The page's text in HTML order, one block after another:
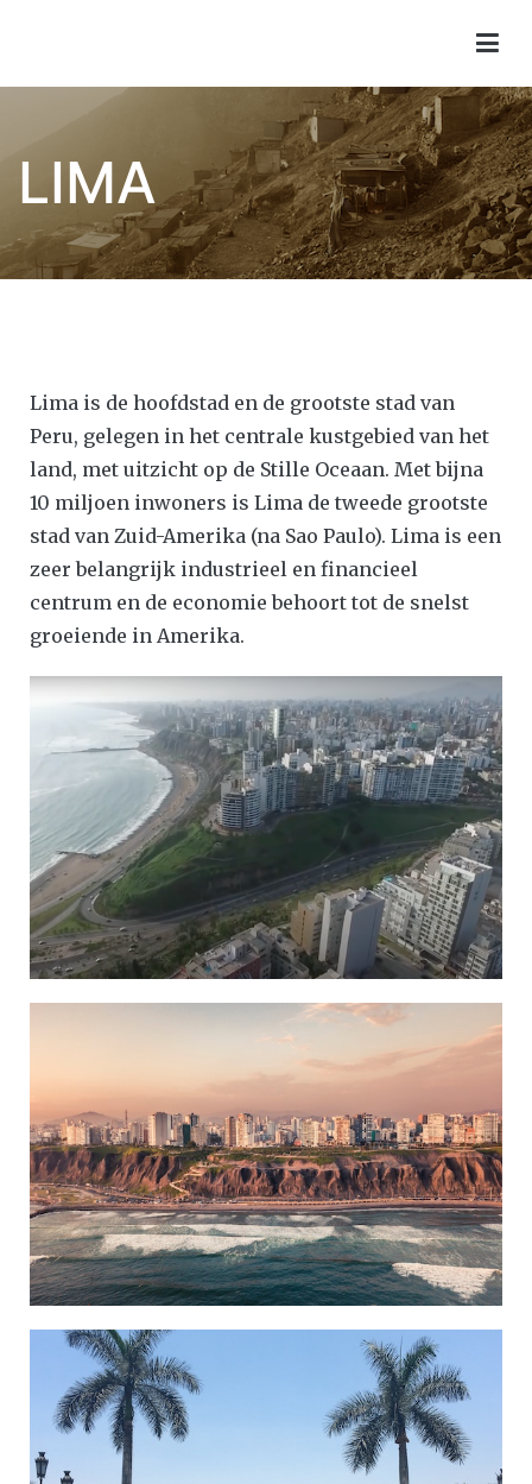
LIMA
Lima is de hoofdstad en de grootste stad van
Peru, gelegen in het centrale kustgebied van het
land, met uitzicht op de Stille Oceaan. Met bijna
10 miljoen inwoners is Lima de tweede grootste
stad van Zuid-Amerika (na Sao Paulo). Lima is een
zeer belangrijk industrieel en financieel
centrum en de economie behoort tot de snelst
groeiende in Amerika.